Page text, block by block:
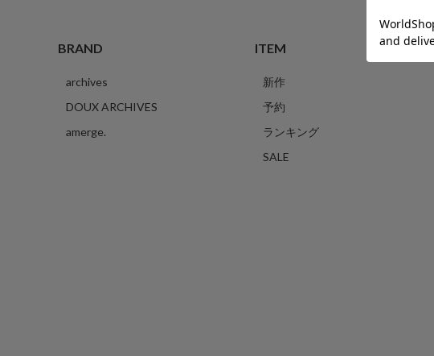
BRAND
archives
DOUX ARCHIVES
amerge.
ITEM
新作
予約
ランキング
SALE